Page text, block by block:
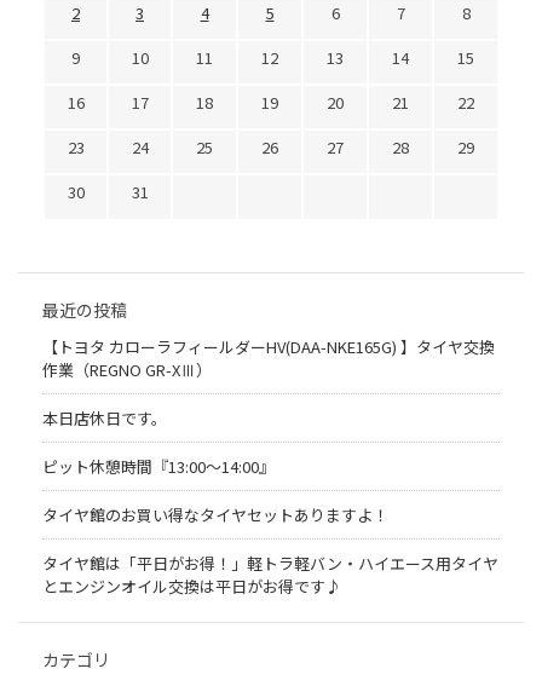
2
3 4 5 6 7
8
9
10 11 12 13 14
15
16
17 18 19 20 21
22
23
24 25 26 27 28
29
30
31
最近の投稿
【トヨタ カローラフィールダーHV(DAA-NKE165G) 】タイヤ交換
作業（REGNO GR-XⅢ）
本日店休日です。
ピット休憩時間『13:00～14:00』
タイヤ館のお買い得なタイヤセットありますよ！
タイヤ館は「平日がお得！」軽トラ軽バン・ハイエース用タイヤ
とエンジンオイル交換は平日がお得です♪
カテゴリ